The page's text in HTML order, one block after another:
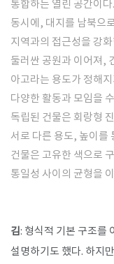
통합하는 열린 공간이
동시에, 대지를 남북으
지역과의 접근성을 강
둘러싼 공원과 이어져,
아고라는 용도가 정해
다양한 활동과 모임을
독립된 건물은 회랑형
서로 다른 용도, 높이를
건물은 고유한 색으로
통일성 사이의 균형을
김: 형식적 기본 구조를
설명하기도 했다. 하지